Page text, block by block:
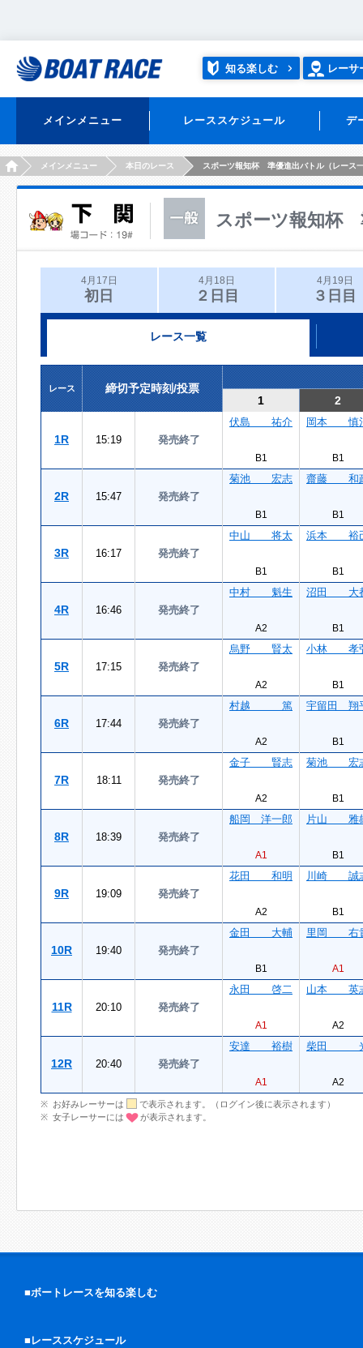
知る楽しむ レーサ
メインメニュー レーススケジュール デ
HOMEメインメニュー 本日のレース スポーツ報知杯 準優進出バトル（レース
スポーツ報知杯
4月17日
初日
4月18日
２日目
4月19日
３日目
レース一覧
レース
締切予定時刻/投票
1
2
1R 15:19 発売終了
伏島 祐介
B1
岡本 慎
B1
2R 15:47 発売終了
菊池 宏志
B1
齋藤 和
B1
3R 16:17 発売終了
中山 将太
B1
浜本 裕
B1
4R 16:46 発売終了
中村 魁生
A2
沼田 大
B1
5R 17:15 発売終了
烏野 賢太
A2
小林 孝
B1
6R 17:44 発売終了
村越 篤
A2
宇留田 翔
B1
7R 18:11 発売終了
金子 賢志
A2
菊池 宏
B1
8R 18:39 発売終了
船岡 洋一郎
A1
片山 雅
B1
9R 19:09 発売終了
花田 和明
A2
川崎 誠
B1
10R 19:40 発売終了
金田 大輔
B1
里岡 右
A1
11R 20:10 発売終了
永田 啓二
A1
山本 英
A2
12R 20:40 発売終了
安達 裕樹
A1
柴田
A2
お好みレーサーは
で表示されます。（ログイン後に表示されます）
女子レーサーには
が表示されます。
■ボートレースを知る楽しむ
■レーススケジュール